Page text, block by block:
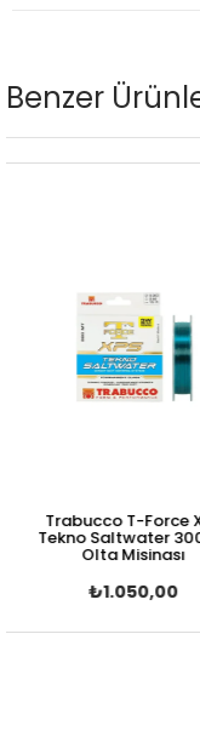
Benzer
Trabucco T-Force XPS
Saltwater 300 Mt
Olta Misinası
₺1.050,00